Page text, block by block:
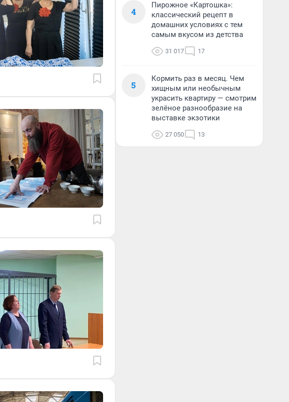
4
Пирожное «Картошка»:
классический рецепт в
домашних условиях с тем
самым вкусом из детства
31 017 17
5
Кормить раз в месяц. Чем
хищным или необычным
украсить квартиру — смотрим
зелёное разнообразие на
выставке экзотики
27 050 13